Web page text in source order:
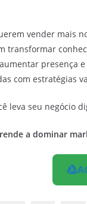
vender mais
transformar
presença
com estratégias
leva seu negócio
a dominar